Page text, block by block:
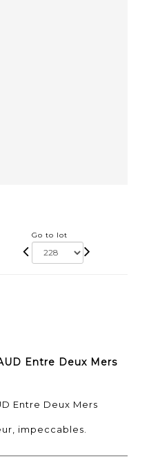
Go to lot
Entre Deux Mers
Entre Deux Mers